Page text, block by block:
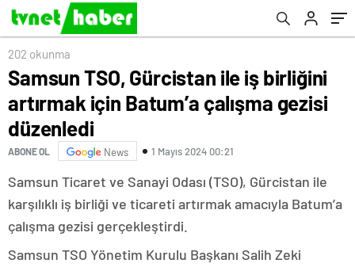
düzenledi
202 okunma
Samsun TSO, Gürcistan ile iş birliğini
artırmak için Batum’a çalışma gezisi
düzenledi
ABONE OL News 1 Mayıs 2024 00:21
Samsun Ticaret ve Sanayi Odası (TSO), Gürcistan ile
karşılıklı iş birliği ve ticareti artırmak amacıyla Batum’a
çalışma gezisi gerçekleştirdi.
Samsun TSO Yönetim Kurulu Başkanı Salih Zeki